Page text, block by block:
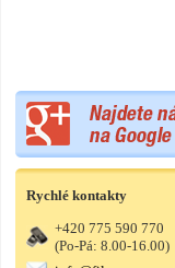
Rychlé kontakty
+420 775 590 770
(Po-Pá: 8.00-16.00)